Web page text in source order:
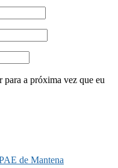
para a próxima vez que eu